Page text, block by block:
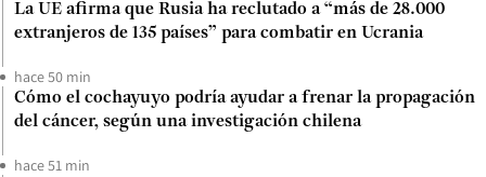
La UE afirma que Rusia ha reclutado a “más de 28.000
extranjeros de 135 países” para combatir en Ucrania
hace 50 min
Cómo el cochayuyo podría ayudar a frenar la propagación
del cáncer, según una investigación chilena
hace 51 min